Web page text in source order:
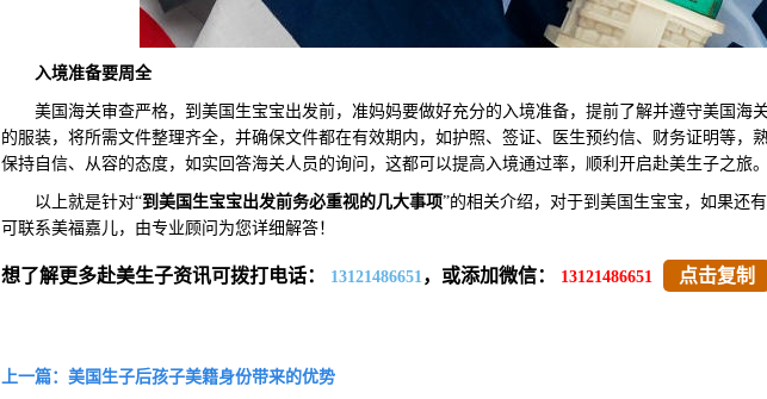
入境准备要周全
美国海关审查严格，到美国生宝宝出发前，准妈妈要做好充分的入境准备，提前了解并遵守美国海
的服装，将所需文件整理齐全，并确保文件都在有效期内，如护照、签证、医生预约信、财务证明等，
保持自信、从容的态度，如实回答海关人员的询问，这都可以提高入境通过率，顺利开启赴美生子之旅。
以上就是针对“到美国生宝宝出发前务必重视的几大事项”的相关介绍，对于到美国生宝宝，如果还
可联系美福嘉儿，由专业顾问为您详细解答！
想了解更多赴美生子资讯可拨打电话： 13121486651，或添加微信： 13121486651 点击复制
上一篇：美国生子后孩子美籍身份带来的优势